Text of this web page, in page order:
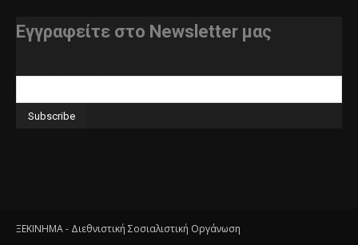
Εγγραφείτε στο Newsletter μας
ΞΕΚΙΝΗΜΑ - Διεθνιστική Σοσιαλιστική Οργάνωση